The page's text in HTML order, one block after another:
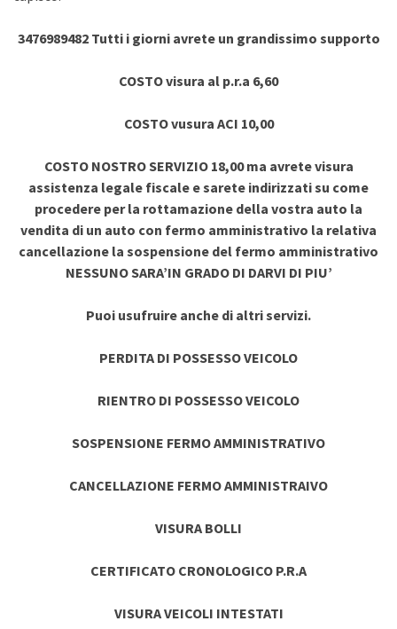
3476989482 Tutti i giorni avrete un grandissimo supporto
COSTO visura al p.r.a 6,60
COSTO vusura ACI 10,00
COSTO NOSTRO SERVIZIO 18,00 ma avrete visura
assistenza legale fiscale e sarete indirizzati su come
procedere per la rottamazione della vostra auto la
vendita di un auto con fermo amministrativo la relativa
cancellazione la sospensione del fermo amministrativo
NESSUNO SARA’IN GRADO DI DARVI DI PIU’
Puoi usufruire anche di altri servizi.
PERDITA DI POSSESSO VEICOLO
RIENTRO DI POSSESSO VEICOLO
SOSPENSIONE FERMO AMMINISTRATIVO
CANCELLAZIONE FERMO AMMINISTRAIVO
VISURA BOLLI
CERTIFICATO CRONOLOGICO P.R.A
VISURA VEICOLI INTESTATI